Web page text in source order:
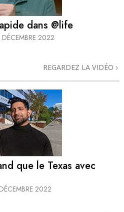
dans @life
DÉCEMBRE 2022
REGARDEZ LA VIDÉO
que le Texas avec
2022